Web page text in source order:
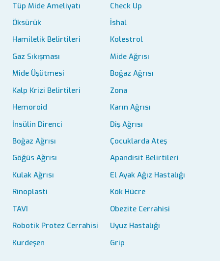
Tüp Mide Ameliyatı
Check Up
Öksürük
İshal
Hamilelik Belirtileri
Kolestrol
Gaz Sıkışması
Mide Ağrısı
Mide Üşütmesi
Boğaz Ağrısı
Kalp Krizi Belirtileri
Zona
Hemoroid
Karın Ağrısı
İnsülin Direnci
Diş Ağrısı
Boğaz Ağrısı
Çocuklarda Ateş
Göğüs Ağrısı
Apandisit Belirtileri
Kulak Ağrısı
El Ayak Ağız Hastalığı
Rinoplasti
Kök Hücre
TAVI
Obezite Cerrahisi
Robotik Protez Cerrahisi
Uyuz Hastalığı
Kurdeşen
Grip